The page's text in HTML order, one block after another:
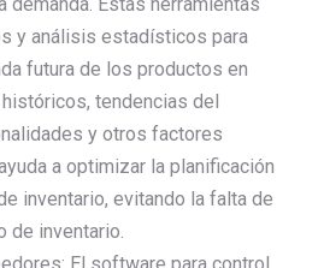
y análisis estadísticos para
futura de los productos en
tendencias del
y otros factores
a optimizar la planificación
inventario, evitando la falta de
de inventario.
El software para control